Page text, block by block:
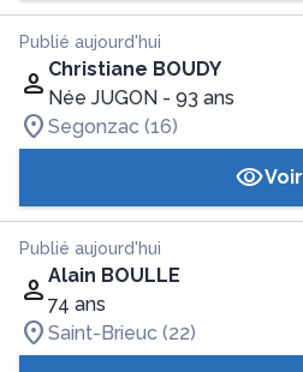
Publié aujourd'hui
Christiane BOUDY
Née JUGON - 93 ans
Segonzac (16)
Voir
Publié aujourd'hui
Alain BOULLE
74 ans
Saint-Brieuc (22)